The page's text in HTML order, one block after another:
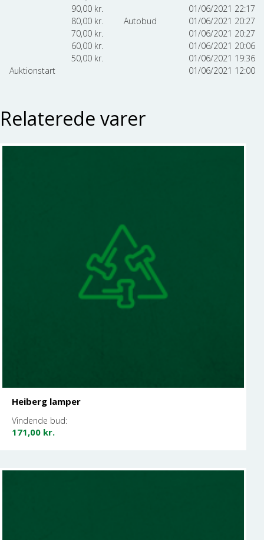
90,00 kr.
01/06/2021 22:17
80,00 kr. Autobud
01/06/2021 20:27
70,00 kr.
01/06/2021 20:27
60,00 kr.
01/06/2021 20:06
50,00 kr.
01/06/2021 19:36
Auktionstart
01/06/2021 12:00
Relaterede varer
Heiberg lamper
Vindende bud:
171,00 kr.